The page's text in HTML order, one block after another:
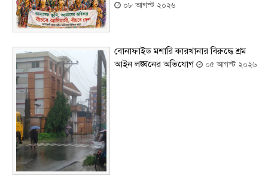
০৮ আগস্ট ২০২৬
বোনাফাইড মশারি কারখানার বিরুদ্ধে শ্রম
আইন লঙ্ঘনের অভিযোগ
০৫ আগস্ট ২০২৬